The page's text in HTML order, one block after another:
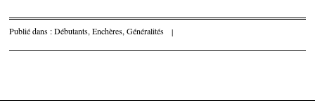
Publié dans :Débutants,Enchères,Généralités |